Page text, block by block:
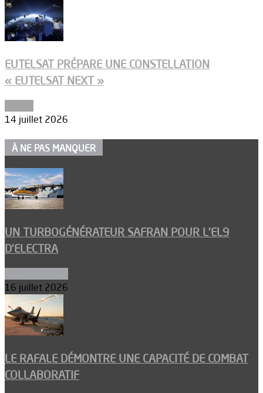
EUTELSAT PRÉPARE UNE CONSTELLATION
« EUTELSAT NEXT »
14 juillet 2026
À NE PAS MANQUER
UN TURBOGÉNÉRATEUR SAFRAN POUR L’EL9
D’ELECTRA
16 juillet 2026
LE RAFALE DÉMONTRE UNE CAPACITÉ DE COMBAT
COLLABORATIF